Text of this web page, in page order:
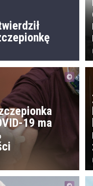
19 ma